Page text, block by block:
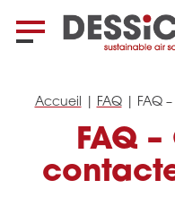
Accueil FAQ| FAQ
FAQ